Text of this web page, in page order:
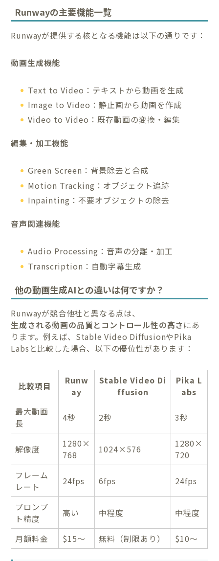
Runwayの主要機能一覧
Runwayが提供する核となる機能は以下の通りです：
動画生成機能
Text to Video：テキストから動画を生成
Image to Video：静止画から動画を作成
Video to Video：既存動画の変換・編集
編集・加工機能
Green Screen：背景除去と合成
Motion Tracking：オブジェクト追跡
Inpainting：不要オブジェクトの除去
音声関連機能
Audio Processing：音声の分離・加工
Transcription：自動字幕生成
他の動画生成AIとの違いは何ですか？
Runwayが競合他社と異なる点は、
生成される動画の品質とコントロール性の高さ にあ
ります。例えば、Stable Video DiffusionやPika
Labsと比較した場合、以下の優位性があります：
比較項目
Runw
ay
Stable Video Di
ffusion
Pika L
abs
最大動画
長
4秒 2秒 3秒
解像度
1280×
768
1024×576
1280×
720
フレーム
レート
24fps 6fps 24fps
プロンプ
ト精度
高い 中程度 中程度
月額料金 $15〜 無料（制限あり） $10〜